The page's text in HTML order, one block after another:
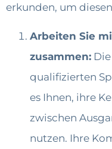
erkunden, um
Arbeiten Sie
zusammen:
qualifizierten
es Ihnen, ihre
zwischen
nutzen. Ihre